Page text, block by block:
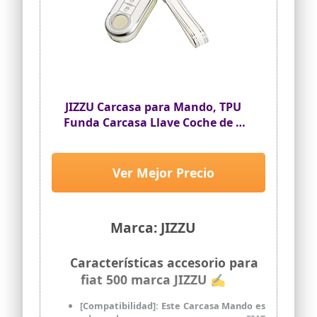
UV, evitar que el interior del automóvil
se desvanezca y se agriete debido a la
luz solar, mantenga su automóvil fresco.
☀️【Fácil de instalar y almacenar】Fácil
sin caerse. Guarde el parasol de su
automóvil en el bolsillo de la puerta,
detrás del protector del asiento del
☀️【Excelente Servicio】: Si tiene alguna
pregunta, puede contactarnos en
cualquier momento, le responderemos
dentro de las 24 horas.
JIZZU Carcasa para Mando, TPU
Funda Carcasa Llave Coche de 3
Marca: JIZZU
Ver Mejor Precio
Características accesorio para
fiat 500 marca JIZZU ✍
[Compatibilidad]: Este Carcasa Mando es